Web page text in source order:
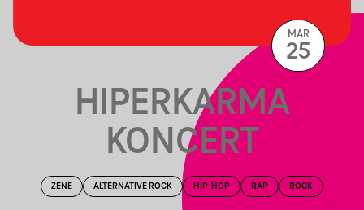
HIPERKARMA
KONCERT
ZENE ALTERNATIVE ROCK HIP-HOP RAP ROCK
MAR
25